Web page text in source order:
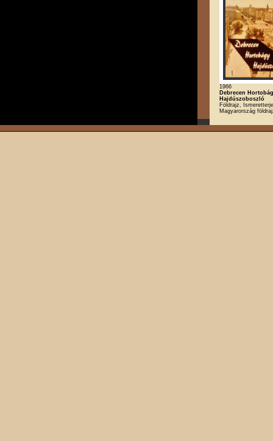
1966
Debrecen
Hajdúszoboszló
Földrajz,
Magyarország